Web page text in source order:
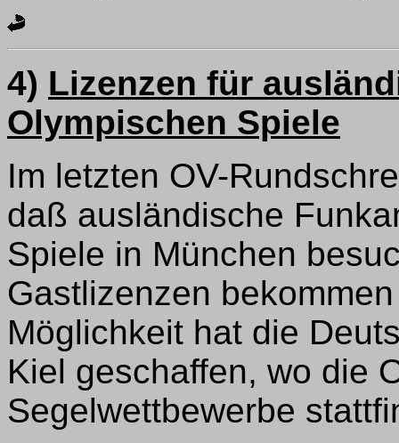
4) Lizenzen für
Olympischen Spiele
Im letzten OV-
daß ausländische
Spiele in München
Gastlizenzen
Möglichkeit hat die
Kiel geschaffen, wo die
Segelwettbewerbe